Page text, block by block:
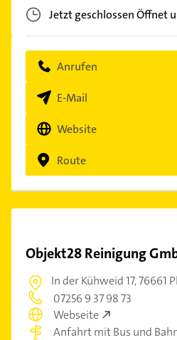
Jetzt geschlossenÖffnet
Anrufen
E-Mail
Website
Route
Objekt28 Reinigung
In der Kühweid 17,76661
07256 9 37 98 73
Webseite
Anfahrt mit Bus und